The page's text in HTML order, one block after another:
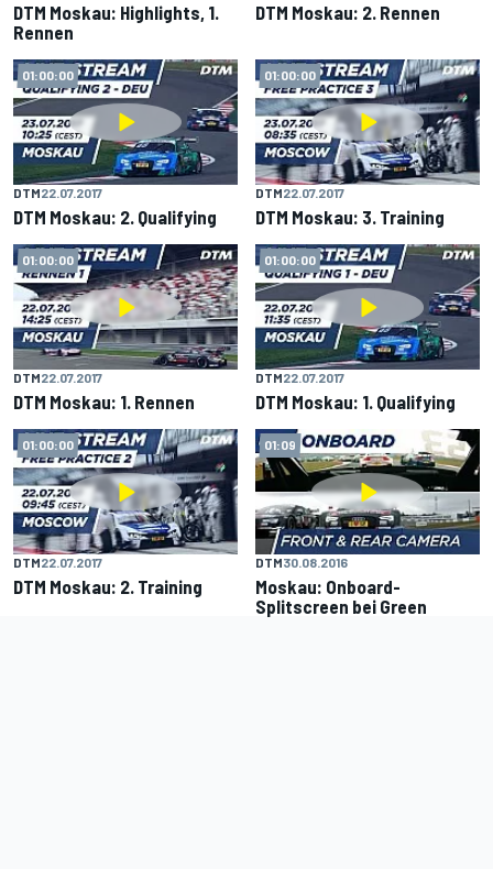
DTM Moskau: Highlights, 1.
Rennen
DTM Moskau: 2. Rennen
01:00:00
DTM22.07.2017
DTM Moskau: 2. Qualifying
01:00:00
DTM22.07.2017
DTM Moskau: 3. Training
01:00:00
DTM22.07.2017
DTM Moskau: 1. Rennen
01:00:00
DTM22.07.2017
DTM Moskau: 1. Qualifying
01:00:00
DTM22.07.2017
DTM Moskau: 2. Training
01:09
DTM30.08.2016
Moskau: Onboard-
Splitscreen bei Green